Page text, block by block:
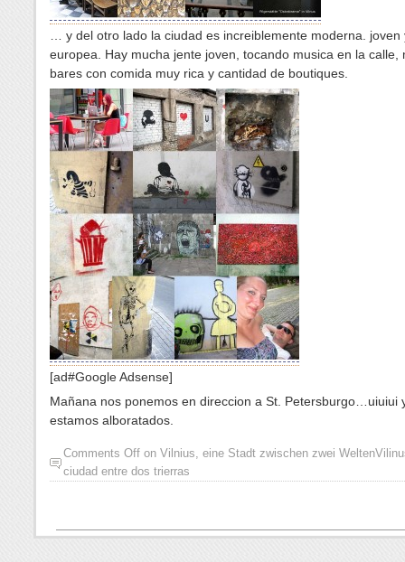
… y del otro lado la ciudad es increiblemente moderna. joven
europea. Hay mucha jente joven, tocando musica en la calle,
bares con comida muy rica y cantidad de boutiques.
[ad#Google Adsense]
Mañana nos ponemos en direccion a St. Petersburgo…uiuiui
estamos alboratados.
Comments Off on Vilnius, eine Stadt zwischen zwei Welten
ciudad entre dos trierras